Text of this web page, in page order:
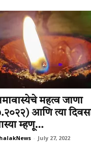
महत्व जाणा
आणि त्या
म्हणू...
- July 27, 2022